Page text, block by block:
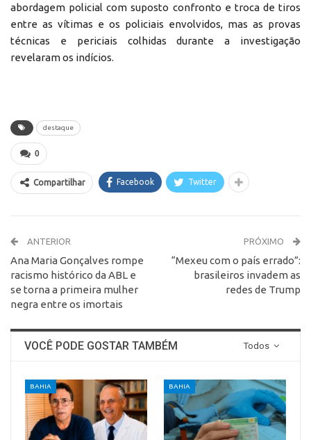
abordagem policial com suposto confronto e troca de tiros
entre as vítimas e os policiais envolvidos, mas as provas
técnicas e periciais colhidas durante a investigação
revelaram os indícios.
destaque
0
Compartilhar Facebook Twitter
ANTERIOR
Ana Maria Gonçalves rompe
racismo histórico da ABL e
se torna a primeira mulher
negra entre os imortais
PRÓXIMO
“Mexeu com o país errado”:
brasileiros invadem as
redes de Trump
Todos
VOCÊ PODE GOSTAR TAMBÉM
BAHIA BAHIA